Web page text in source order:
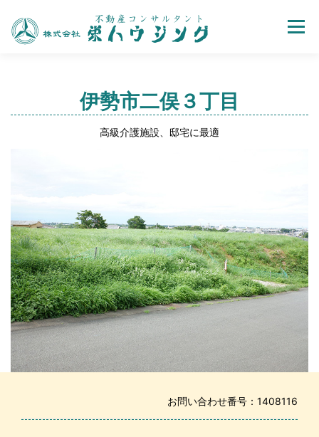
Menu
ホーム
伊勢市二俣３丁目
高級介護施設、邸宅に最適
お問い合わせ番号：1408116